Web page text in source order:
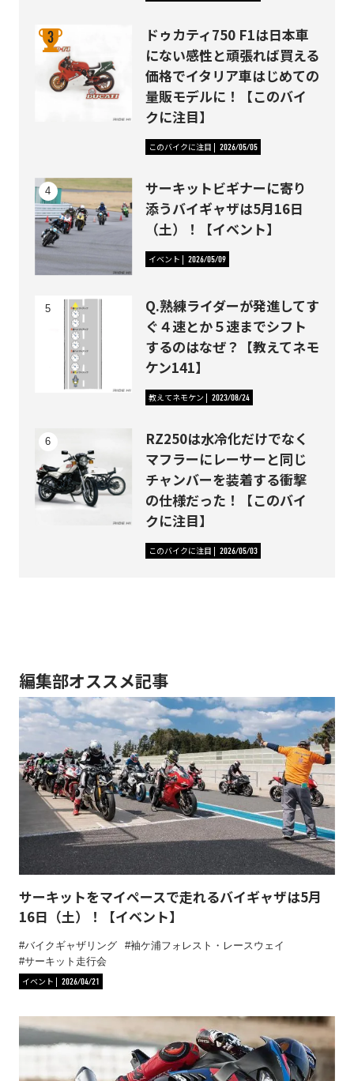
ドゥカティ750 F1は日本車
にない感性と頑張れば買える
価格でイタリア車はじめての
量販モデルに！【このバイ
クに注目】
このバイクに注目 2026/05/05
サーキットビギナーに寄り
添うバイギャザは5月16日
（土）！【イベント】
イベント 2026/05/09
Q.熟練ライダーが発進してす
ぐ４速とか５速までシフト
するのはなぜ？【教えてネモ
ケン141】
教えてネモケン 2023/08/24
RZ250は水冷化だけでなく
マフラーにレーサーと同じ
チャンバーを装着する衝撃
の仕様だった！【このバイ
クに注目】
このバイクに注目 2026/05/03
編集部オススメ記事
サーキットをマイペースで走れるバイギャザは5月
16日（土）！【イベント】
バイクギャザリング
袖ケ浦フォレスト・レースウェイ
サーキット走行会
イベント
2026/04/21